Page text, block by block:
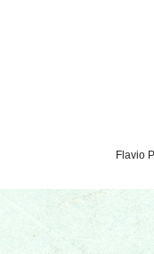
Flavio